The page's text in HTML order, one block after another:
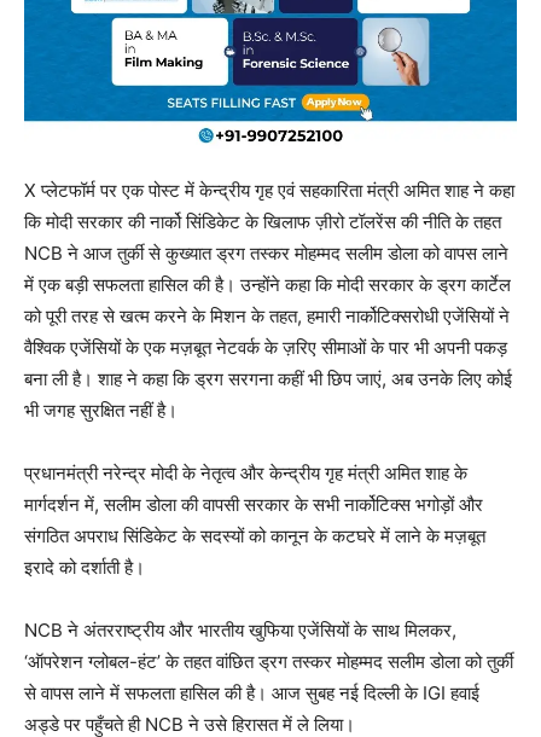
X प्लेटफॉर्म पर एक पोस्ट में केन्द्रीय गृह एवं सहकारिता मंत्री अमित शाह ने कहा
कि मोदी सरकार की नार्को सिंडिकेट के खिलाफ ज़ीरो टॉलरेंस की नीति के तहत
NCB ने आज तुर्की से कुख्यात ड्रग तस्कर मोहम्मद सलीम डोला को वापस लाने
में एक बड़ी सफलता हासिल की है। उन्होंने कहा कि मोदी सरकार के ड्रग कार्टेल
को पूरी तरह से खत्म करने के मिशन के तहत, हमारी नार्कोटिक्सरोधी एजेंसियों ने
वैश्विक एजेंसियों के एक मज़बूत नेटवर्क के ज़रिए सीमाओं के पार भी अपनी पकड़
बना ली है। शाह ने कहा कि ड्रग सरगना कहीं भी छिप जाएं, अब उनके लिए कोई
भी जगह सुरक्षित नहीं है।
प्रधानमंत्री नरेन्द्र मोदी के नेतृत्व और केन्द्रीय गृह मंत्री अमित शाह के
मार्गदर्शन में, सलीम डोला की वापसी सरकार के सभी नार्कोटिक्स भगोड़ों और
संगठित अपराध सिंडिकेट के सदस्यों को कानून के कटघरे में लाने के मज़बूत
इरादे को दर्शाती है।
NCB ने अंतरराष्ट्रीय और भारतीय खुफिया एजेंसियों के साथ मिलकर,
‘ऑपरेशन ग्लोबल-हंट’ के तहत वांछित ड्रग तस्कर मोहम्मद सलीम डोला को तुर्की
से वापस लाने में सफलता हासिल की है। आज सुबह नई दिल्ली के IGI हवाई
अड्डे पर पहुँचते ही NCB ने उसे हिरासत में ले लिया।